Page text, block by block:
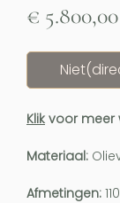
€ 5.800,00
Klik voor meer
Materiaal:
Afmetingen: